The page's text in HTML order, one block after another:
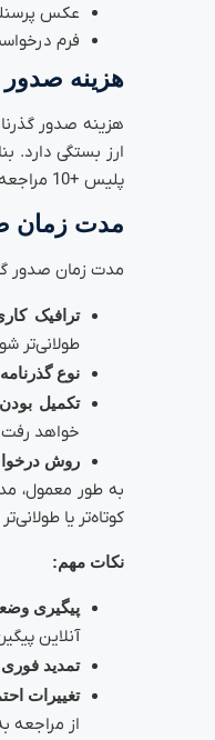
عکس پرسنلی
فرم
هزینه
هزینه صدور
ارز بستگی دارد.
پلیس +10 مراجعه نمایید.
مدت زمان
مدت زمان صدور
ترافیک
طولانی‌تر
نوع گذرنامه
تکمیل
خواهد
روش
به طور معمول،
کوتاه‌تر یا
نکات مهم:
پیگیری
آنلاین
تمدید فوری
تغییرات
از مراجعه